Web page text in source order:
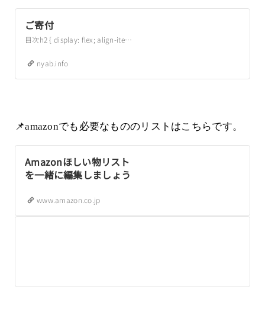
ご寄付
目次h2 { display: flex; align-items: center; &::after {
nyab.info
📌amazonでも必要なもののリストはこちらです。
Amazonほしい物リスト
を一緒に編集しましょう
www.amazon.co.jp